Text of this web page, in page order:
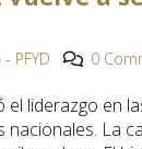
PFYD 0
liderazgo en
La